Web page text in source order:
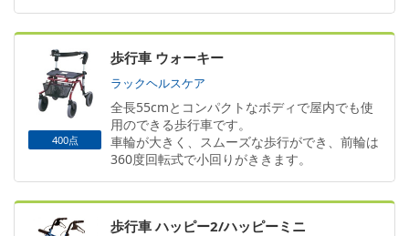
400点
歩行車 ウォーキー
ラックヘルスケア
全長55cmとコンパクトなボディで屋内でも使
用のできる歩行車です。
車輪が大きく、スムーズな歩行ができ、前輪は
360度回転式で小回りがききます。
歩行車 ハッピー2/ハッピーミニ